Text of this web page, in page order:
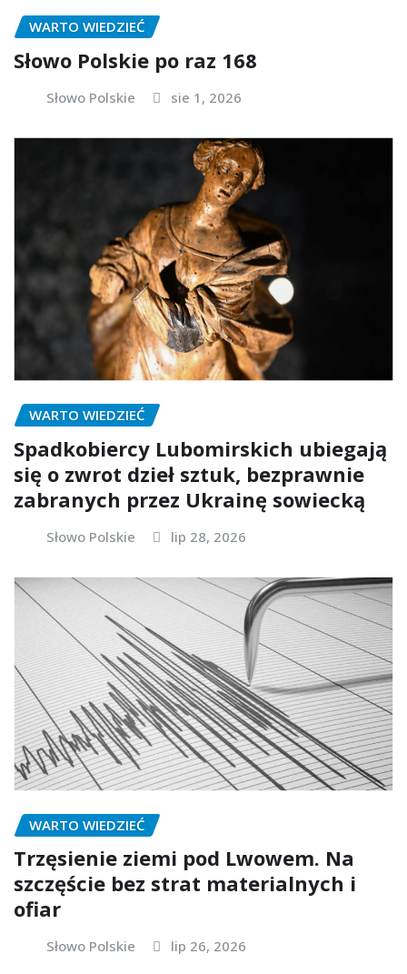
WARTO WIEDZIEĆ
Słowo Polskie po raz 168
Słowo Polskie sie 1, 2026
WARTO WIEDZIEĆ
Spadkobiercy Lubomirskich ubiegają
się o zwrot dzieł sztuk, bezprawnie
zabranych przez Ukrainę sowiecką
Słowo Polskie lip 28, 2026
WARTO WIEDZIEĆ
Trzęsienie ziemi pod Lwowem. Na
szczęście bez strat materialnych i
ofiar
Słowo Polskie lip 26, 2026